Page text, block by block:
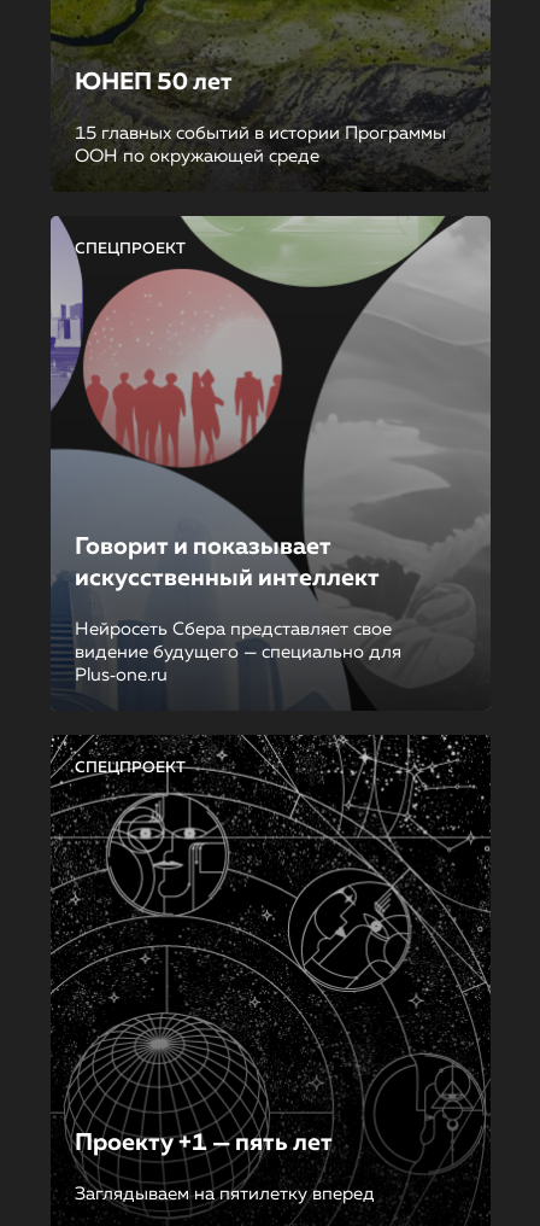
ЮНЕП 50 лет
15 главных событий в истории Программы
ООН по окружающей среде
СПЕЦПРОЕКТ
Говорит и показывает
искусственный интеллект
Нейросеть Сбера представляет свое
видение будущего — специально для
Plus‑one.ru
СПЕЦПРОЕКТ
Проекту +1 — пять лет
Заглядываем на пятилетку вперед